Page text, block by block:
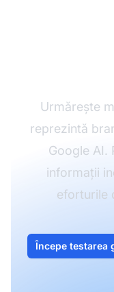
Urmărește
reprezintă
Google AI.
informații
eforturile
Începe testarea